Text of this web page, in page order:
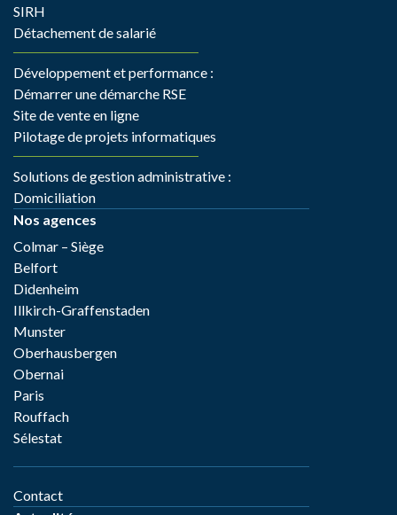
SIRH
Détachement de salarié
Développement et performance :
Démarrer une démarche RSE
Site de vente en ligne
Pilotage de projets informatiques
Solutions de gestion administrative :
Domiciliation
Nos agences
Colmar – Siège
Belfort
Didenheim
Illkirch-Graffenstaden
Munster
Oberhausbergen
Obernai
Paris
Rouffach
Sélestat
Contact